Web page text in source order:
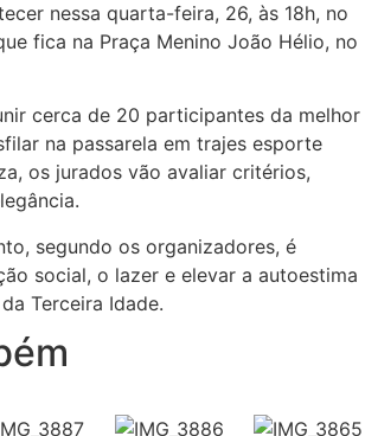
nessa quarta-feira, 26, às 18h, no
fica na Praça Menino João Hélio, no
cerca de 20 participantes da melhor
na passarela em trajes esporte
os jurados vão avaliar critérios,
segundo os organizadores, é
social, o lazer e elevar a autoestima
Terceira Idade.